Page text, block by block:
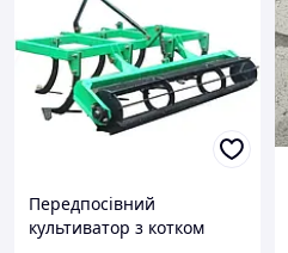
Передпосівний
культиватор з котком